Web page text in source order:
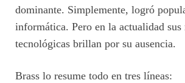
dominante. Simplemente, logró
informática. Pero en la actualidad sus
tecnológicas brillan por su ausencia.
Brass lo resume todo en tres líneas: